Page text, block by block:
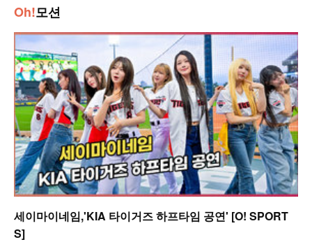
Oh!모션
세이마이네임,'KIA 타이거즈 하프타임 공연' [O! SPORT
S]